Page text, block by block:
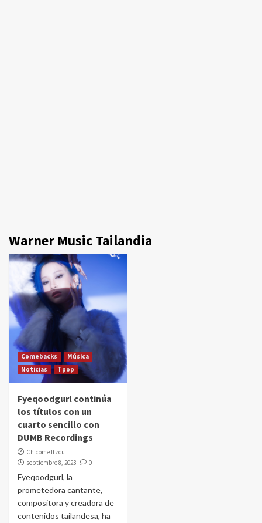
Warner Music Tailandia
Comebacks
Música
Noticias
Tpop
Fyeqoodgurl continúa
los títulos con un
cuarto sencillo con
DUMB Recordings
Chicome Itzcu
septiembre 8, 2023
0
Fyeqoodgurl, la
prometedora cantante,
compositora y creadora de
contenidos tailandesa, ha